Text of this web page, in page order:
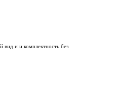
вид и и комплектность без